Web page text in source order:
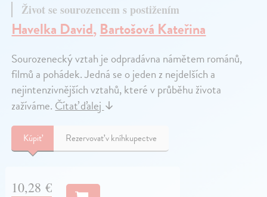
Život se sourozencem s postižením
Havelka David,Bartošová Kateřina
Sourozenecký vztah je odpradávna námětem románů,
filmů a pohádek. Jedná se o jeden z nejdelších a
nejintenzivnějších vztahů, které v průběhu života
zažíváme.Čítať ďalej↓
Kúpiť Rezervovať v kníhkupectve
10,28 €